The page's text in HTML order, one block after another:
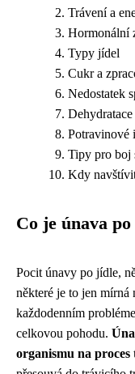
Trávení a
Hormonální
Typy jídel
Cukr a
Nedostatek
Dehydratace
Potravinové
Tipy pro boj
Kdy
Co je únava
Pocit únavy po jídle,
některé je to jen mírná
každodenním
celkovou pohodu.
organismu na proces